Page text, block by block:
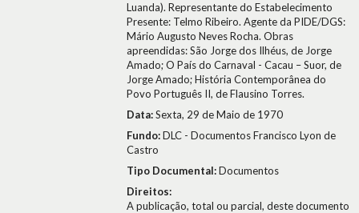
Luanda). Representante do Estabelecimento
Presente: Telmo Ribeiro. Agente da PIDE/DGS:
Mário Augusto Neves Rocha. Obras
apreendidas: São Jorge dos Ilhéus, de Jorge
Amado; O País do Carnaval - Cacau – Suor, de
Jorge Amado; História Contemporânea do
Povo Português II, de Flausino Torres.
Data:Sexta, 29 de Maio de 1970
Fundo:DLC - Documentos Francisco Lyon de
Castro
Tipo Documental:Documentos
Direitos:
A publicação, total ou parcial, deste documento